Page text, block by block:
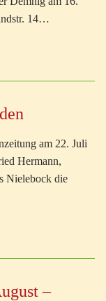
14…
am 22. Juli
Hermann,
Nielebock die
–